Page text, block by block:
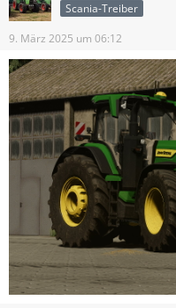
Scania-Treiber
9. März 2025 um 06:12